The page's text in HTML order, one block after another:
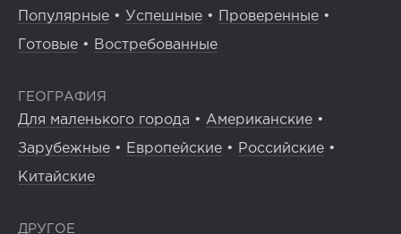
Популярные • Успешные • Проверенные •
Готовые • Востребованные
ГЕОГРАФИЯ
Для маленького города • Американские •
Зарубежные • Европейские • Российские •
Китайские
ДРУГОЕ